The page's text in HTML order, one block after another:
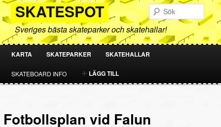
SKATESPOT
Sveriges bästa skateparker och skatehallar!
HOPPA
TILL
HOPPA
TILL
KARTA SKATEPARKER SKATEHALLAR
SKATEBOARD INFO LÄGG TILL
Fotbollsplan vid Falun